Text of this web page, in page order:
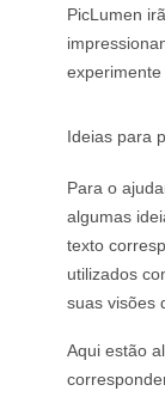
PicLumen
Ideias para
Para o
algumas
texto
utilizados
suas visões
Aqui estão